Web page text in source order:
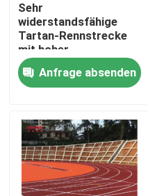
Zu Hause
Videos
Über uns
Sehr
widerstandsfähige
Tartan-Rennstrecke
mit hoher
Schadensbeständigkeit
Anfrage absenden